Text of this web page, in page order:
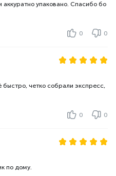
упаковано. Спасибо бо
0 0
быстро, четко собрали экспресс,
0 0
по дому.